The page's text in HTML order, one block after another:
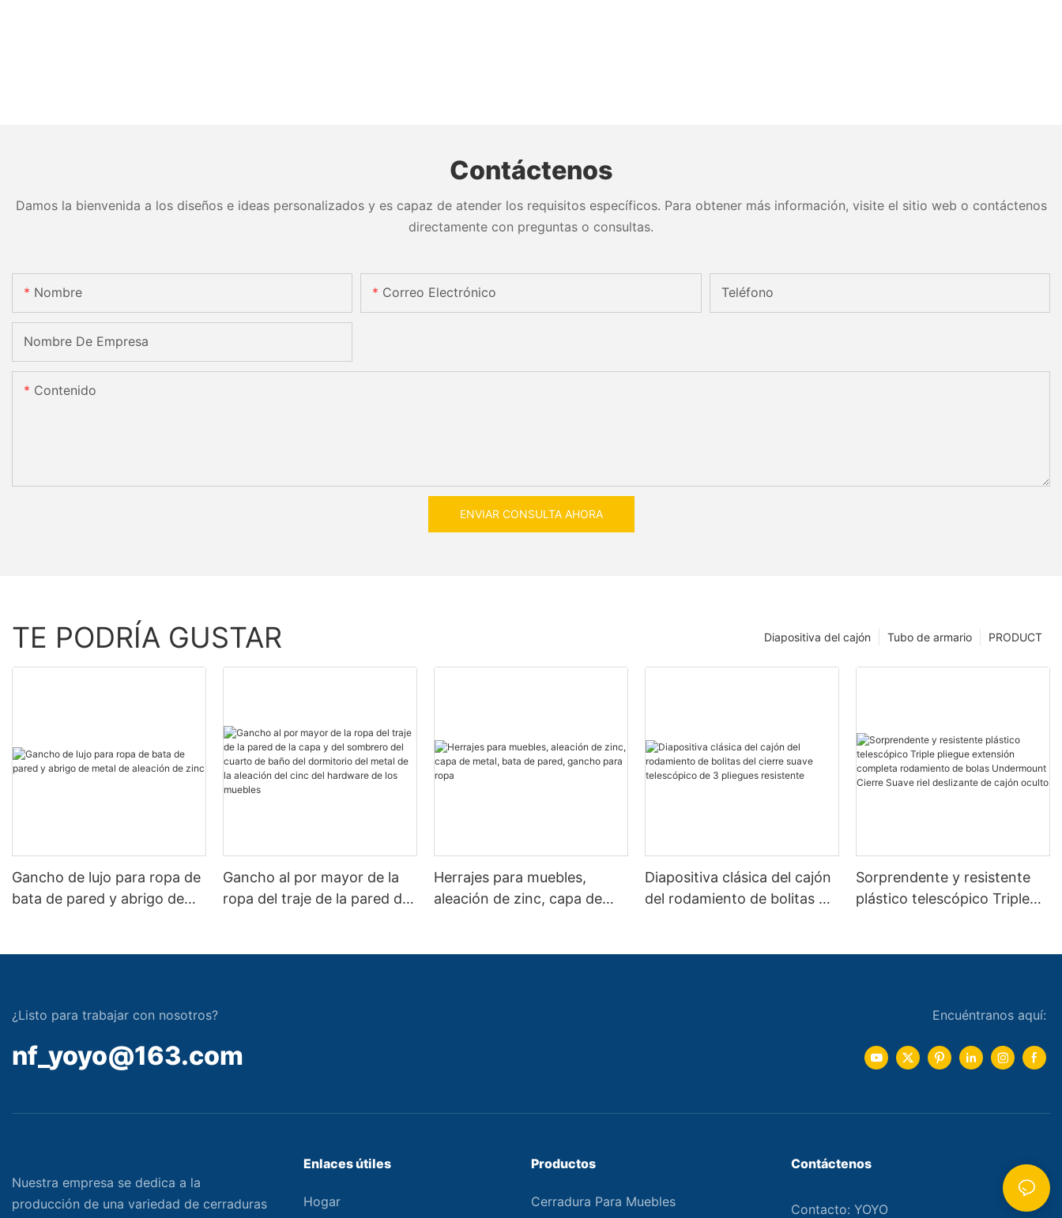
Contáctenos
Damos la bienvenida a los diseños e ideas personalizados y es capaz de atender los requisitos específicos. Para obtener más información, visite el sitio web o contáctenos
directamente con preguntas o consultas.
Nombre Correo Electrónico Teléfono
Nombre De Empresa
Contenido
ENVIAR CONSULTA AHORA
TE PODRÍA GUSTAR PRODUCT
Tubo de armario
Diapositiva del cajón
Gancho de lujo para ropa de
bata de pared y abrigo de
Gancho al por mayor de la
ropa del traje de la pared de
Herrajes para muebles,
aleación de zinc, capa de
Diapositiva clásica del cajón
del rodamiento de bolitas del
Sorprendente y resistente
plástico telescópico Triple
¿Listo para trabajar con nosotros?
nf_yoyo@163.com
Encuéntranos aquí:
Nuestra empresa se dedica a la
producción de una variedad de cerraduras
Enlaces útiles
Hogar
Productos
Cerradura Para Muebles
Contáctenos
Contacto: YOYO